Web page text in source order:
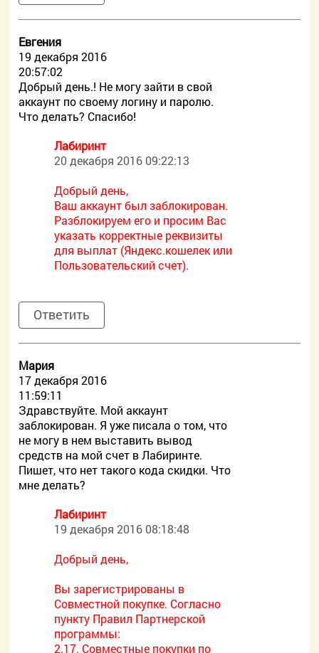
Евгения
19 декабря 2016
20:57:02
Добрый день.! Не могу зайти в свой
аккаунт по своему логину и паролю.
Что делать? Спасибо!
Лабиринт
20 декабря 2016 09:22:13
Добрый день,
Ваш аккаунт был заблокирован.
Разблокируем его и просим Вас
указать корректные реквизиты
для выплат (Яндекс.кошелек или
Пользовательский счет).
Ответить
Мария
17 декабря 2016
11:59:11
Здравствуйте. Мой аккаунт
заблокирован. Я уже писала о том, что
не могу в нем выставить вывод
средств на мой счет в Лабиринте.
Пишет, что нет такого кода скидки. Что
мне делать?
Лабиринт
19 декабря 2016 08:18:48
Добрый день,
Вы зарегистрированы в
Совместной покупке. Согласно
пункту Правил Партнерской
программы:
2.17. Совместные покупки по